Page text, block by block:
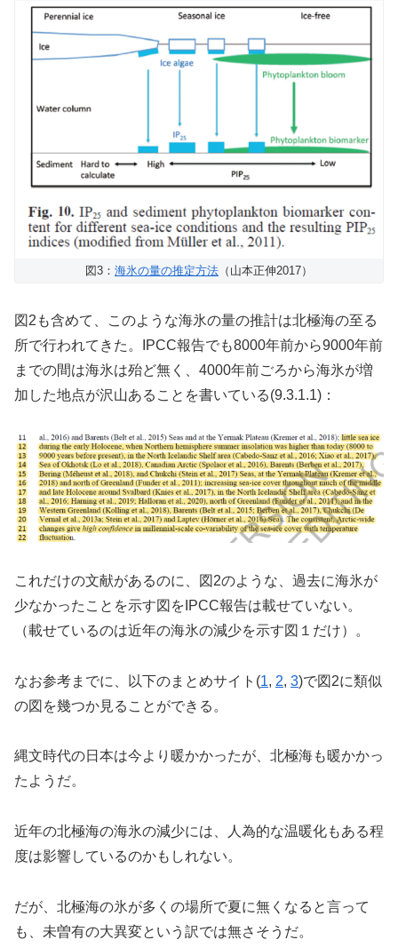
図3： 海氷の量の推定方法 （山本正伸2017）
図2も含めて、このような海氷の量の推計は北極海の至る
所で行われてきた。IPCC報告でも8000年前から9000年前
までの間は海氷は殆ど無く、4000年前ごろから海氷が増
加した地点が沢山あることを書いている(9.3.1.1)：
これだけの文献があるのに、図2のような、過去に海氷が
少なかったことを示す図をIPCC報告は載せていない。
（載せているのは近年の海氷の減少を示す図１だけ）。
なお参考までに、以下のまとめサイト(1, 2, 3)で図2に類似
の図を幾つか見ることができる。
縄文時代の日本は今より暖かかったが、北極海も暖かかっ
たようだ。
近年の北極海の海氷の減少には、人為的な温暖化もある程
度は影響しているのかもしれない。
だが、北極海の氷が多くの場所で夏に無くなると言って
も、未曽有の大異変という訳では無さそうだ。